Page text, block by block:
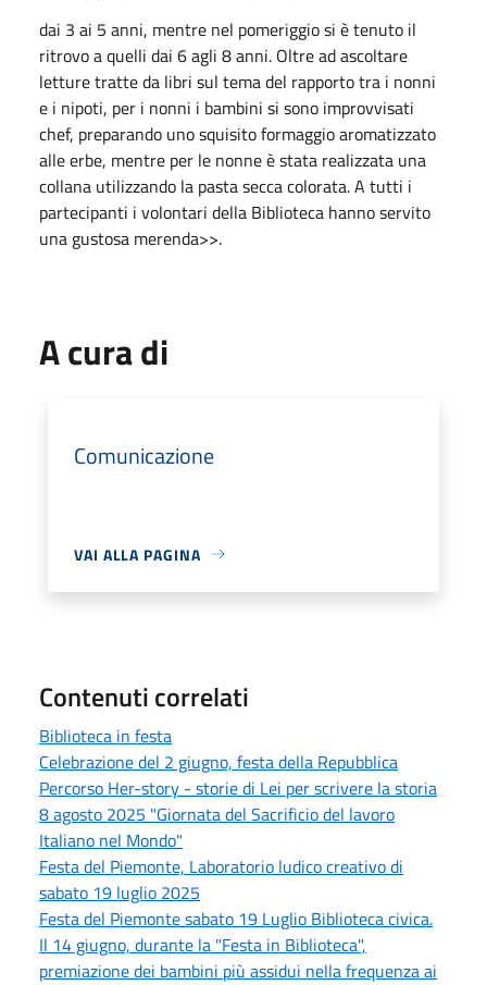
dai 3 ai 5 anni, mentre nel pomeriggio si è tenuto il
ritrovo a quelli dai 6 agli 8 anni. Oltre ad ascoltare
letture tratte da libri sul tema del rapporto tra i nonni
e i nipoti, per i nonni i bambini si sono improvvisati
chef, preparando uno squisito formaggio aromatizzato
alle erbe, mentre per le nonne è stata realizzata una
collana utilizzando la pasta secca colorata. A tutti i
partecipanti i volontari della Biblioteca hanno servito
una gustosa merenda>>.
A cura di
Comunicazione
VAI ALLA PAGINA
Contenuti correlati
Biblioteca in festa
Celebrazione del 2 giugno, festa della Repubblica
Percorso Her-story - storie di Lei per scrivere la storia
8 agosto 2025 "Giornata del Sacrificio del lavoro
Italiano nel Mondo"
Festa del Piemonte, Laboratorio ludico creativo di
sabato 19 luglio 2025
Festa del Piemonte sabato 19 Luglio Biblioteca civica.
Il 14 giugno, durante la "Festa in Biblioteca",
premiazione dei bambini più assidui nella frequenza ai